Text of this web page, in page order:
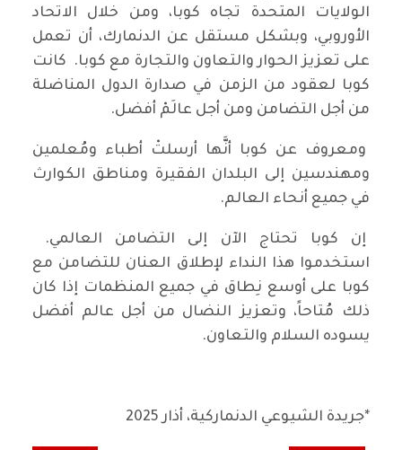
الولايات المتحدة تجاه كوبا، ومن خلال الاتحاد
الأوروبي، وبشكل مستقل عن الدنمارك، أن تعمل
على تعزيز الحوار والتعاون والتجارة مع كوبا. كانت
كوبا لعقود من الزمن في صدارة الدول المناضلة
من أجل التضامن ومن أجل عالَمْ أفضل.
ومعروف عن كوبا أنَّها أرسلتْ أطباء ومُعلمين
ومهندسين إلى البلدان الفقيرة ومناطق الكوارث
في جميع أنحاء العالم.
إن كوبا تحتاج الآن إلى التضامن العالمي.
استخدموا هذا النداء لإطلاق العنان للتضامن مع
كوبا على أوسع نِطاق في جميع المنظمات إذا كان
ذلك مُتاحاً، وتعزيز النضال من أجل عالم أفضل
يسوده السلام والتعاون.
*جريدة الشيوعي الدنماركية، أذار 2025